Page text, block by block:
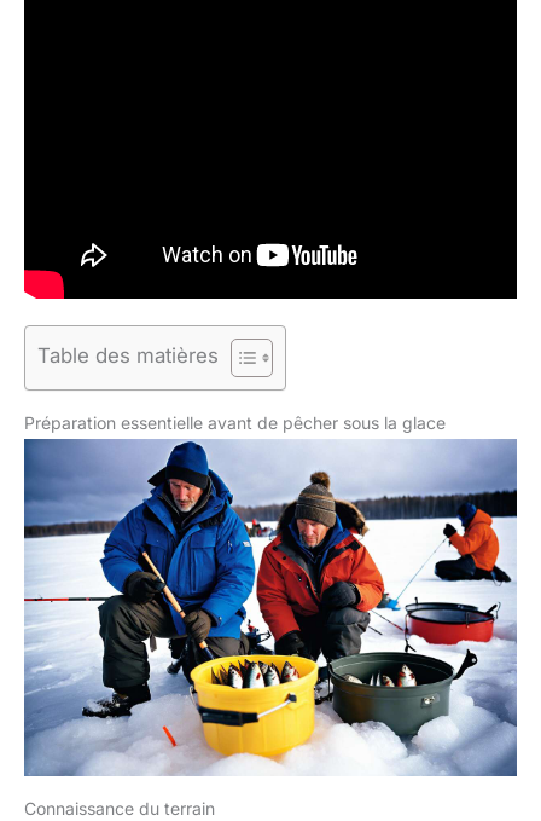
Table des matières
Préparation essentielle avant de pêcher sous la glace
Connaissance du terrain